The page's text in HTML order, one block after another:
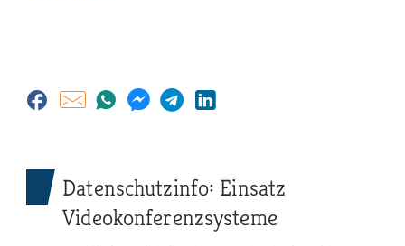
Datenschutzinfo: Einsatz
Videokonferenzsysteme